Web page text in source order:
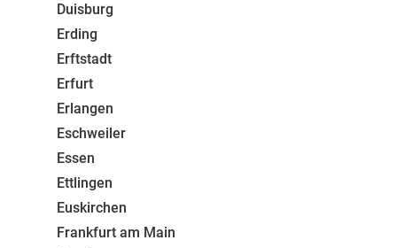
Duisburg
Erding
Erftstadt
Erfurt
Erlangen
Eschweiler
Essen
Ettlingen
Euskirchen
Frankfurt am Main